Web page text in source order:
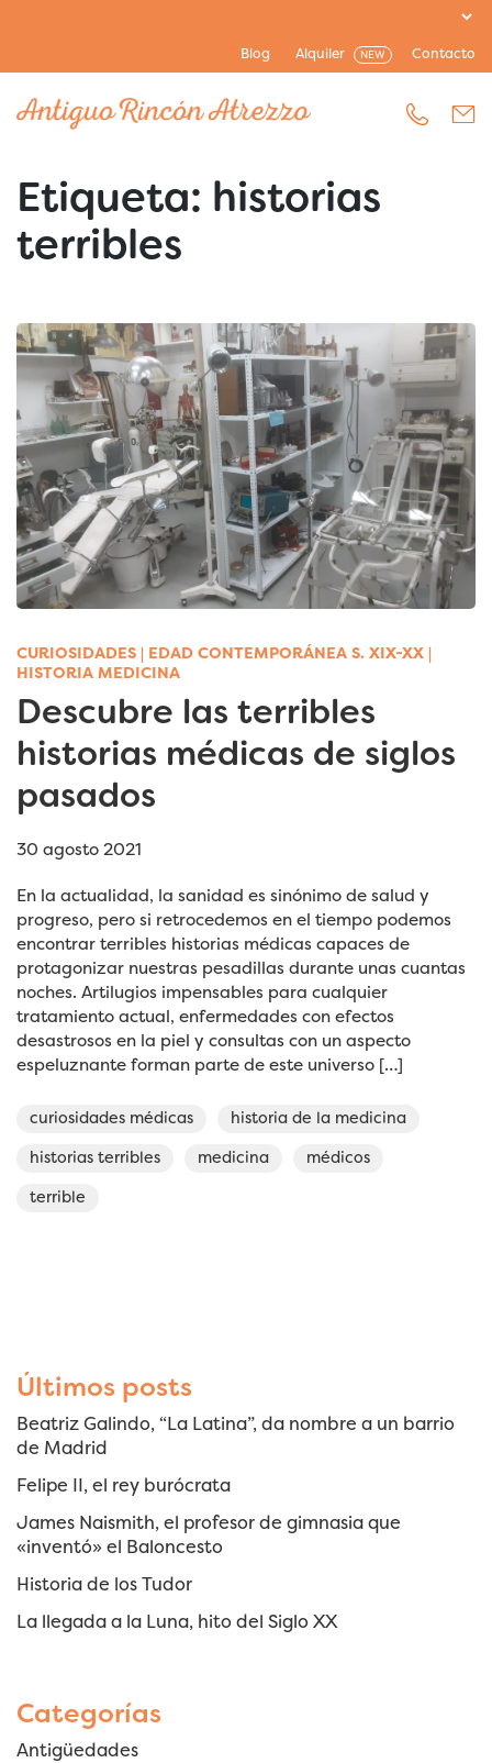
Blog Alquiler NEW Contacto
Etiqueta: historias
terribles
CURIOSIDADES | EDAD CONTEMPORÁNEA S. XIX-XX |
HISTORIA MEDICINA
Descubre las terribles
historias médicas de siglos
pasados
30 agosto 2021
En la actualidad, la sanidad es sinónimo de salud y
progreso, pero si retrocedemos en el tiempo podemos
encontrar terribles historias médicas capaces de
protagonizar nuestras pesadillas durante unas cuantas
noches. Artilugios impensables para cualquier
tratamiento actual, enfermedades con efectos
desastrosos en la piel y consultas con un aspecto
espeluznante forman parte de este universo […]
curiosidades médicas
historia de la medicina
historias terribles
medicina
médicos
terrible
Últimos posts
Beatriz Galindo, “La Latina”, da nombre a un barrio
de Madrid
Felipe II, el rey burócrata
James Naismith, el profesor de gimnasia que
«inventó» el Baloncesto
Historia de los Tudor
La llegada a la Luna, hito del Siglo XX
Categorías
Antigüedades